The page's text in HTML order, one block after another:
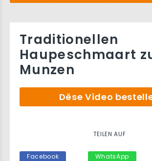
Traditionellen
Haupeschmaart
Munzen
Dëse Video
TEILEN AUF
Facebook WhatsApp